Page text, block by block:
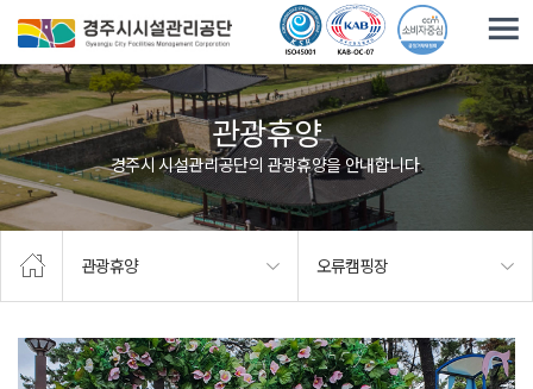
관광휴양
경주시 시설관리공단의 관광휴양을 안내합니다.
관광휴양 오류캠핑장